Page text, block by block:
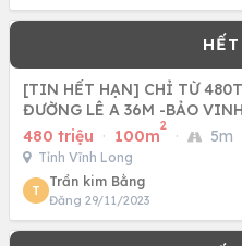
[TIN HẾT HẠN] CHỈ TỪ
ĐƯỜNG LÊ A 36M -BẢO
480 triệu · 100m
2
· 5m
Tỉnh Vĩnh Long
T
Trần kim Bằng
Đăng 29/11/2023